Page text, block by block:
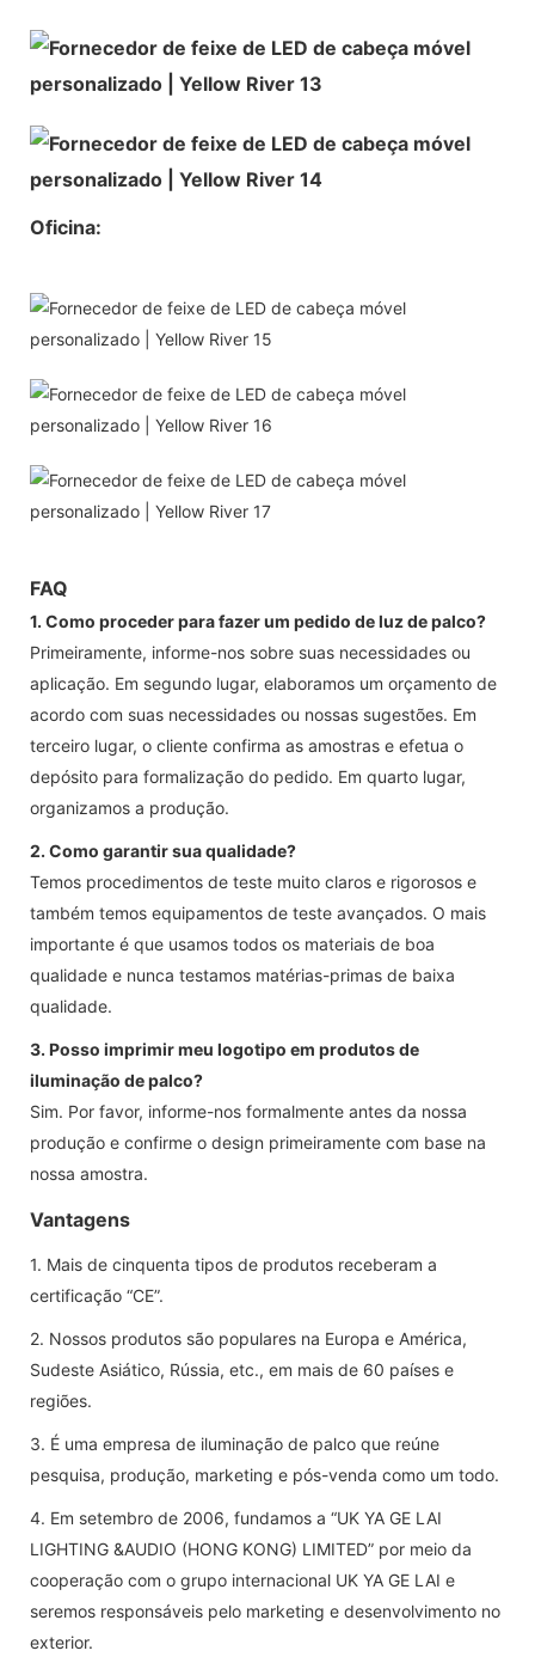
Oficina:
FAQ
1. Como proceder para fazer um pedido de luz de palco?
Primeiramente, informe-nos sobre suas necessidades ou
aplicação. Em segundo lugar, elaboramos um orçamento de
acordo com suas necessidades ou nossas sugestões. Em
terceiro lugar, o cliente confirma as amostras e efetua o
depósito para formalização do pedido. Em quarto lugar,
organizamos a produção.
2. Como garantir sua qualidade?
Temos procedimentos de teste muito claros e rigorosos e
também temos equipamentos de teste avançados. O mais
importante é que usamos todos os materiais de boa
qualidade e nunca testamos matérias-primas de baixa
qualidade.
3. Posso imprimir meu logotipo em produtos de
iluminação de palco?
Sim. Por favor, informe-nos formalmente antes da nossa
produção e confirme o design primeiramente com base na
nossa amostra.
Vantagens
1. Mais de cinquenta tipos de produtos receberam a
certificação “CE”.
2. Nossos produtos são populares na Europa e América,
Sudeste Asiático, Rússia, etc., em mais de 60 países e
regiões.
3. É uma empresa de iluminação de palco que reúne
pesquisa, produção, marketing e pós-venda como um todo.
4. Em setembro de 2006, fundamos a “UK YA GE LAI
LIGHTING &AUDIO (HONG KONG) LIMITED” por meio da
cooperação com o grupo internacional UK YA GE LAI e
seremos responsáveis ​​pelo marketing e desenvolvimento no
exterior.